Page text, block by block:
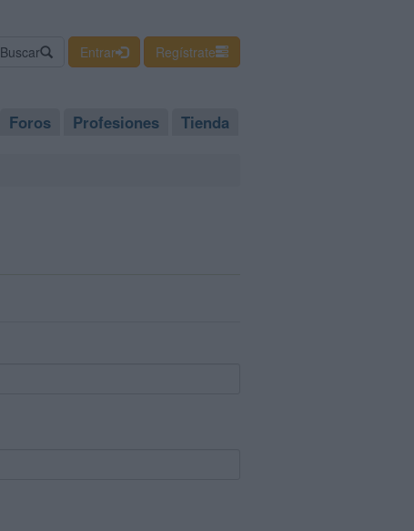
Buscar Entrar Regístrate
Foros Profesiones Tienda